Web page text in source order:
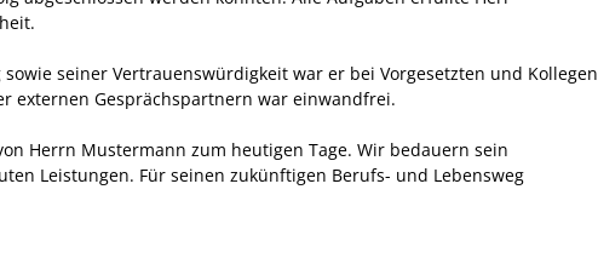
sowie seiner Vertrauenswürdigkeit war er bei Vorgesetzten und Kollegen
externen Gesprächspartnern war einwandfrei.
Herrn Mustermann zum heutigen Tage. Wir bedauern sein
Leistungen. Für seinen zukünftigen Berufs- und Lebensweg